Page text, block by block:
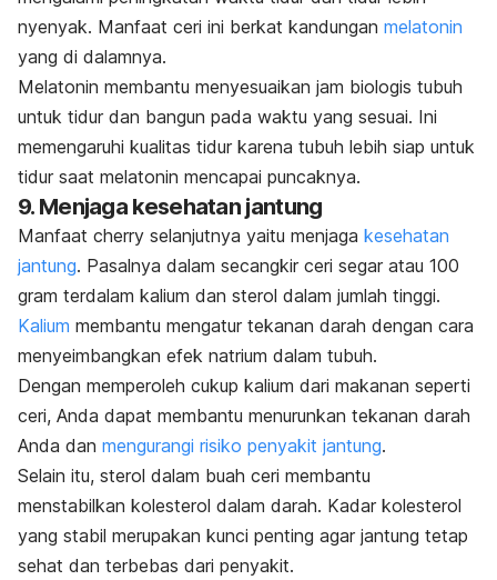
nyenyak. Manfaat ceri ini berkat kandungan melatonin
yang di dalamnya.
Melatonin membantu menyesuaikan jam biologis tubuh
untuk tidur dan bangun pada waktu yang sesuai. Ini
memengaruhi kualitas tidur karena tubuh lebih siap untuk
tidur saat melatonin mencapai puncaknya.
9. Menjaga kesehatan jantung
Manfaat cherry selanjutnya yaitu menjaga kesehatan
jantung. Pasalnya dalam secangkir ceri segar atau 100
gram terdalam kalium dan sterol dalam jumlah tinggi.
Kalium membantu mengatur tekanan darah dengan cara
menyeimbangkan efek natrium dalam tubuh.
Dengan memperoleh cukup kalium dari makanan seperti
ceri, Anda dapat membantu menurunkan tekanan darah
Anda dan mengurangi risiko penyakit jantung.
Selain itu, sterol dalam buah ceri membantu
menstabilkan kolesterol dalam darah. Kadar kolesterol
yang stabil merupakan kunci penting agar jantung tetap
sehat dan terbebas dari penyakit.